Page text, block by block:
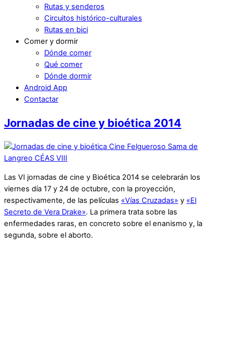
Rutas y senderos
Circuitos histórico-culturales
Rutas en bici
Comer y dormir
Dónde comer
Qué comer
Dónde dormir
Android App
Contactar
Jornadas de cine y bioética 2014
Las VI jornadas de cine y Bioética 2014 se celebrarán los
viernes día 17 y 24 de octubre, con la proyección,
respectivamente, de las películas «Vías Cruzadas» y «El
Secreto de Vera Drake». La primera trata sobre las
enfermedades raras, en concreto sobre el enanismo y, la
segunda, sobre el aborto.